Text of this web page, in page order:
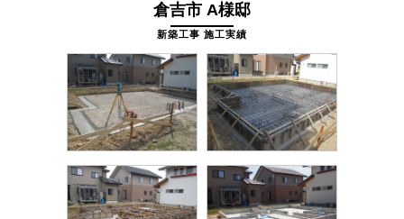
倉吉市 A様邸
新築工事 施工実績